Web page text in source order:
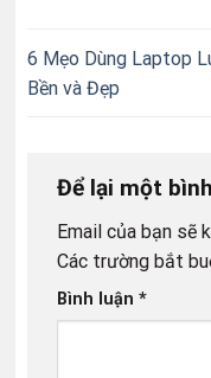
6 Mẹo Dùng Laptop
Bền và Đẹp
Để lại một
Email của bạn sẽ
Các trường bắt
Bình luận*